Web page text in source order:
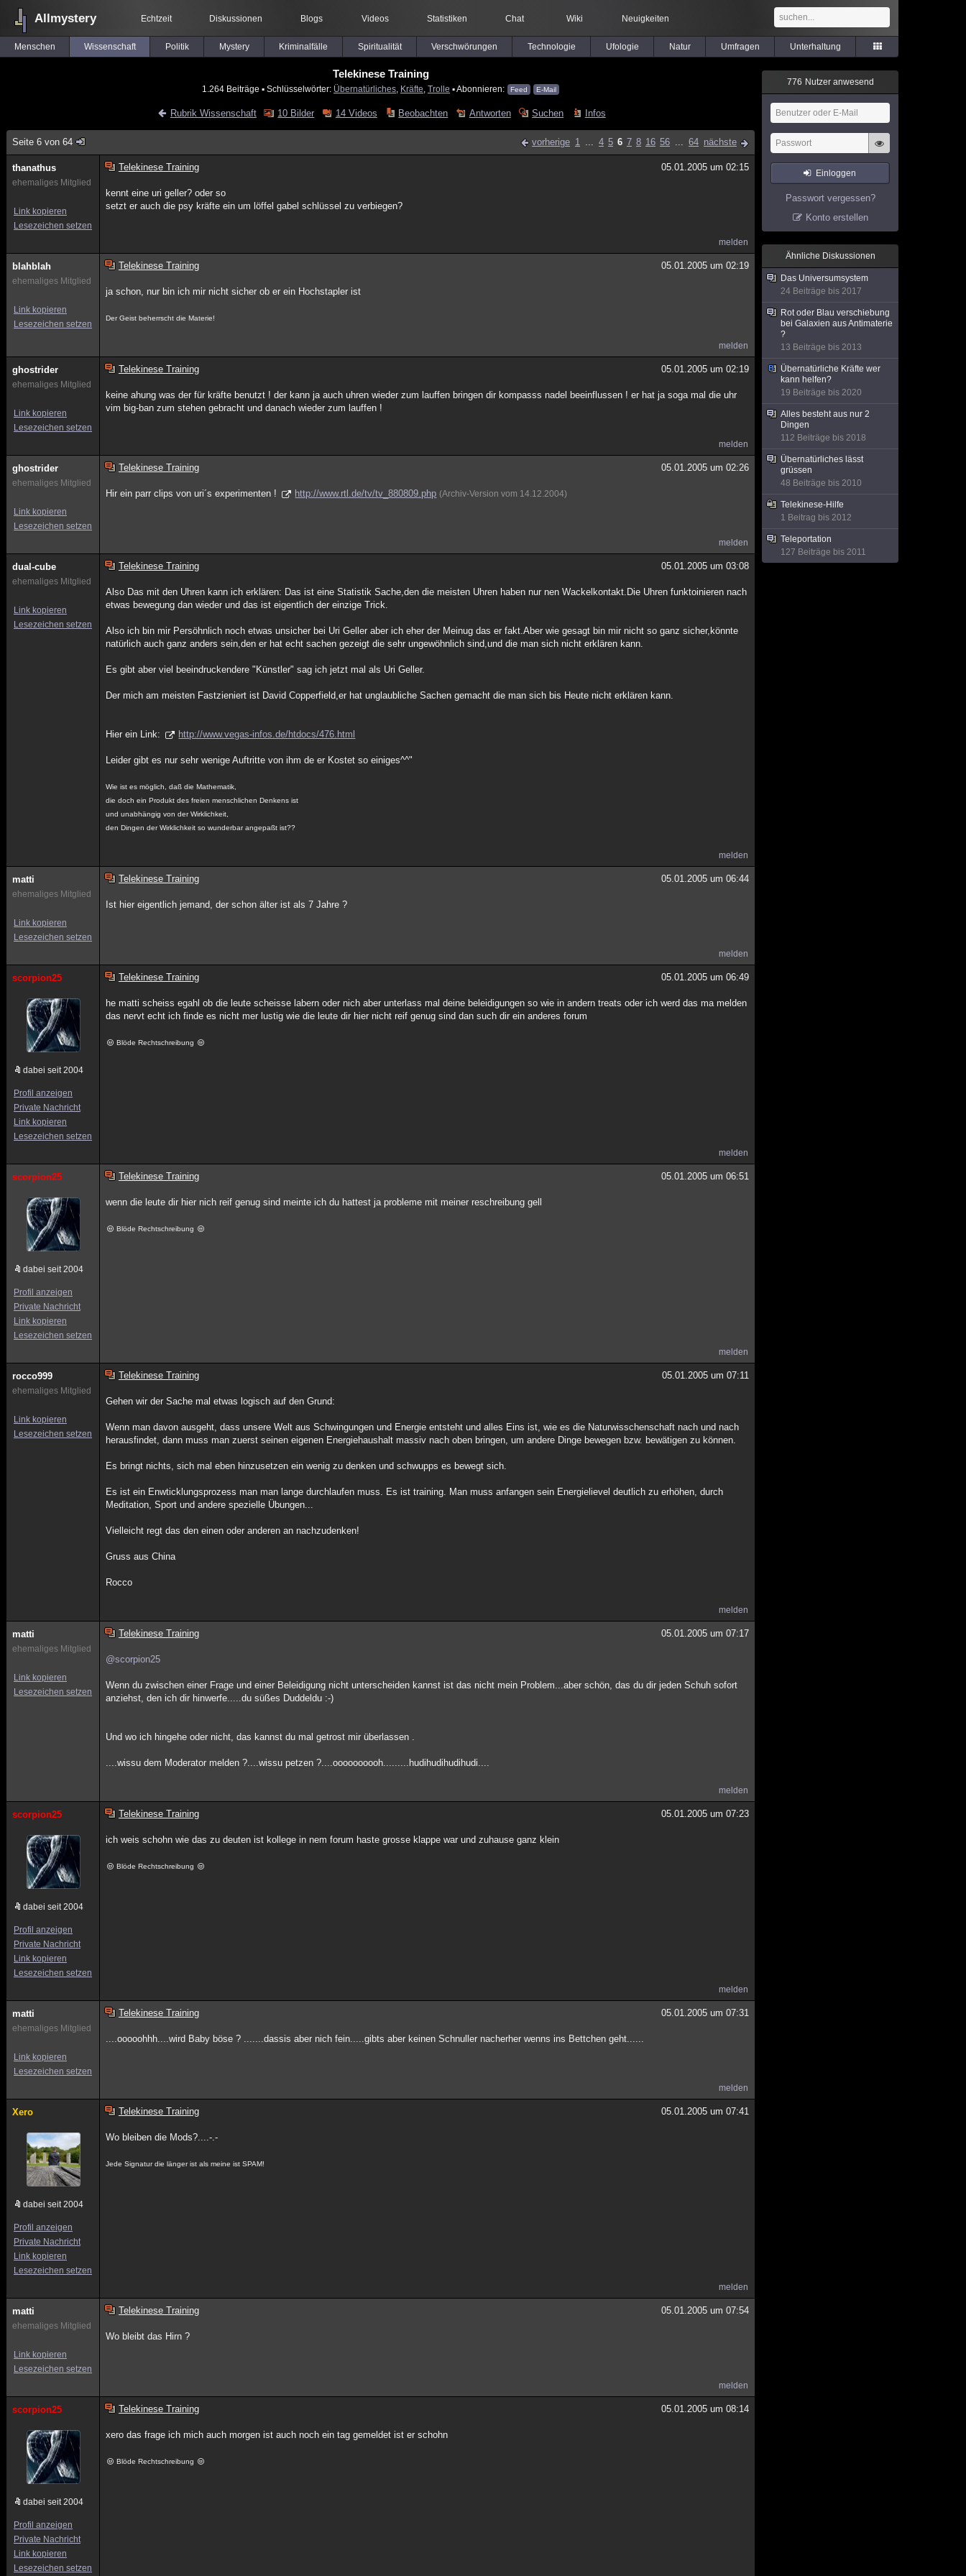
Allmystery Echtzeit Diskussionen Blogs Videos Statistiken Chat Wiki Neuigkeiten
Menschen Wissenschaft Politik Mystery Kriminalfälle Spiritualität Verschwörungen Technologie Ufologie Natur Umfragen Unterhaltung
Telekinese Training
1.264 Beiträge ▪ Schlüsselwörter: Übernatürliches Kräfte Trolle ▪ Abonnieren: Feed E-Mail
Rubrik Wissenschaft 10 Bilder 14 Videos Beobachten Antworten Suchen Infos
Seite 6 von 64 vorherige 1 ... 4 5 6 7 8 16 56 ... 64 nächste
thanathus
ehemaliges Mitglied
Link kopieren
Lesezeichen setzen
Telekinese Training 05.01.2005 um 02:15
kennt eine uri geller? oder so
setzt er auch die psy kräfte ein um löffel gabel schlüssel zu verbiegen?
melden
blahblah
ehemaliges Mitglied
Link kopieren
Lesezeichen setzen
Telekinese Training 05.01.2005 um 02:19
ja schon, nur bin ich mir nicht sicher ob er ein Hochstapler ist
Der Geist beherrscht die Materie!
melden
ghostrider
ehemaliges Mitglied
Link kopieren
Lesezeichen setzen
Telekinese Training 05.01.2005 um 02:19
keine ahung was der für kräfte benutzt ! der kann ja auch uhren wieder zum lauffen bringen dir kompasss nadel beeinflussen ! er hat ja soga mal die uhr
vim big-ban zum stehen gebracht und danach wieder zum lauffen !
melden
ghostrider
ehemaliges Mitglied
Link kopieren
Lesezeichen setzen
Telekinese Training 05.01.2005 um 02:26
Hir ein parr clips von uri´s experimenten ! http://www.rtl.de/tv/tv_880809.php (Archiv-Version vom 14.12.2004)
melden
dual-cube
ehemaliges Mitglied
Link kopieren
Lesezeichen setzen
Telekinese Training 05.01.2005 um 03:08
Also Das mit den Uhren kann ich erklären: Das ist eine Statistik Sache,den die meisten Uhren haben nur nen Wackelkontakt.Die Uhren funktoinieren nach
etwas bewegung dan wieder und das ist eigentlich der einzige Trick.
Also ich bin mir Persöhnlich noch etwas unsicher bei Uri Geller aber ich eher der Meinug das er fakt.Aber wie gesagt bin mir nicht so ganz sicher,könnte
natürlich auch ganz anders sein,den er hat echt sachen gezeigt die sehr ungewöhnlich sind,und die man sich nicht erklären kann.
Es gibt aber viel beeindruckendere "Künstler" sag ich jetzt mal als Uri Geller.
Der mich am meisten Fastzieniert ist David Copperfield,er hat unglaubliche Sachen gemacht die man sich bis Heute nicht erklären kann.
Hier ein Link: http://www.vegas-infos.de/htdocs/476.html
Leider gibt es nur sehr wenige Auftritte von ihm de er Kostet so einiges^^"
Wie ist es möglich, daß die Mathematik,
die doch ein Produkt des freien menschlichen Denkens ist
und unabhängig von der Wirklichkeit,
den Dingen der Wirklichkeit so wunderbar angepaßt ist??
melden
matti
ehemaliges Mitglied
Link kopieren
Lesezeichen setzen
Telekinese Training 05.01.2005 um 06:44
Ist hier eigentlich jemand, der schon älter ist als 7 Jahre ?
melden
scorpion25
dabei seit 2004
Profil anzeigen
Private Nachricht
Link kopieren
Lesezeichen setzen
Telekinese Training 05.01.2005 um 06:49
he matti scheiss egahl ob die leute scheisse labern oder nich aber unterlass mal deine beleidigungen so wie in andern treats oder ich werd das ma melden
das nervt echt ich finde es nicht mer lustig wie die leute dir hier nicht reif genug sind dan such dir ein anderes forum
Blöde Rechtschreibung
melden
scorpion25
dabei seit 2004
Profil anzeigen
Private Nachricht
Link kopieren
Lesezeichen setzen
Telekinese Training 05.01.2005 um 06:51
wenn die leute dir hier nich reif genug sind meinte ich du hattest ja probleme mit meiner reschreibung gell
Blöde Rechtschreibung
melden
rocco999
ehemaliges Mitglied
Link kopieren
Lesezeichen setzen
Telekinese Training 05.01.2005 um 07:11
Gehen wir der Sache mal etwas logisch auf den Grund:
Wenn man davon ausgeht, dass unsere Welt aus Schwingungen und Energie entsteht und alles Eins ist, wie es die Naturwisschenschaft nach und nach
herausfindet, dann muss man zuerst seinen eigenen Energiehaushalt massiv nach oben bringen, um andere Dinge bewegen bzw. bewätigen zu können.
Es bringt nichts, sich mal eben hinzusetzen ein wenig zu denken und schwupps es bewegt sich.
Es ist ein Enwticklungsprozess man man lange durchlaufen muss. Es ist training. Man muss anfangen sein Energielievel deutlich zu erhöhen, durch
Meditation, Sport und andere spezielle Übungen...
Vielleicht regt das den einen oder anderen an nachzudenken!
Gruss aus China
Rocco
melden
matti
ehemaliges Mitglied
Link kopieren
Lesezeichen setzen
Telekinese Training 05.01.2005 um 07:17
@scorpion25
Wenn du zwischen einer Frage und einer Beleidigung nicht unterscheiden kannst ist das nicht mein Problem...aber schön, das du dir jeden Schuh sofort
anziehst, den ich dir hinwerfe.....du süßes Duddeldu :-)
Und wo ich hingehe oder nicht, das kannst du mal getrost mir überlassen .
....wissu dem Moderator melden ?....wissu petzen ?....oooooooooh.........hudihudihudihudi....
melden
scorpion25
dabei seit 2004
Profil anzeigen
Private Nachricht
Link kopieren
Lesezeichen setzen
Telekinese Training 05.01.2005 um 07:23
ich weis schohn wie das zu deuten ist kollege in nem forum haste grosse klappe war und zuhause ganz klein
Blöde Rechtschreibung
melden
matti
ehemaliges Mitglied
Link kopieren
Lesezeichen setzen
Telekinese Training 05.01.2005 um 07:31
....ooooohhh....wird Baby böse ? .......dassis aber nich fein.....gibts aber keinen Schnuller nacherher wenns ins Bettchen geht......
melden
Xero
dabei seit 2004
Profil anzeigen
Private Nachricht
Link kopieren
Lesezeichen setzen
Telekinese Training 05.01.2005 um 07:41
Wo bleiben die Mods?....-.-
Jede Signatur die länger ist als meine ist SPAM!
melden
matti
ehemaliges Mitglied
Link kopieren
Lesezeichen setzen
Telekinese Training 05.01.2005 um 07:54
Wo bleibt das Hirn ?
melden
scorpion25
dabei seit 2004
Profil anzeigen
Private Nachricht
Link kopieren
Lesezeichen setzen
Telekinese Training 05.01.2005 um 08:14
xero das frage ich mich auch morgen ist auch noch ein tag gemeldet ist er schohn
Blöde Rechtschreibung
776 Nutzer anwesend
Einloggen
Passwort vergessen?
Konto erstellen
Ähnliche Diskussionen
Das Universumsystem
24 Beiträge bis 2017
Rot oder Blau verschiebung
bei Galaxien aus Antimaterie
?
13 Beiträge bis 2013
Übernatürliche Kräfte wer
kann helfen?
19 Beiträge bis 2020
Alles besteht aus nur 2
Dingen
112 Beiträge bis 2018
Übernatürliches lässt
grüssen
48 Beiträge bis 2010
Telekinese-Hilfe
1 Beitrag bis 2012
Teleportation
127 Beiträge bis 2011